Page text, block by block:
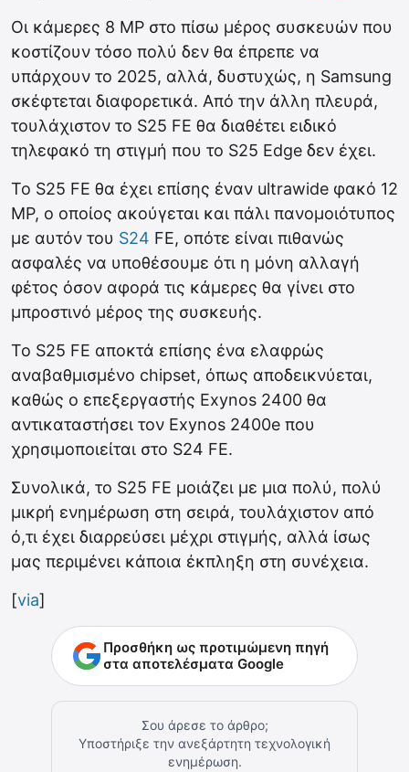
Οι κάμερες 8 MP στο πίσω μέρος συσκευών που
κοστίζουν τόσο πολύ δεν θα έπρεπε να
υπάρχουν το 2025, αλλά, δυστυχώς, η Samsung
σκέφτεται διαφορετικά. Από την άλλη πλευρά,
τουλάχιστον το S25 FE θα διαθέτει ειδικό
τηλεφακό τη στιγμή που το S25 Edge δεν έχει.
Το S25 FE θα έχει επίσης έναν ultrawide φακό 12
MP, ο οποίος ακούγεται και πάλι πανομοιότυπος
με αυτόν του S24 FE, οπότε είναι πιθανώς
ασφαλές να υποθέσουμε ότι η μόνη αλλαγή
φέτος όσον αφορά τις κάμερες θα γίνει στο
μπροστινό μέρος της συσκευής.
Το S25 FE αποκτά επίσης ένα ελαφρώς
αναβαθμισμένο chipset, όπως αποδεικνύεται,
καθώς ο επεξεργαστής Exynos 2400 θα
αντικαταστήσει τον Exynos 2400e που
χρησιμοποιείται στο S24 FE.
Συνολικά, το S25 FE μοιάζει με μια πολύ, πολύ
μικρή ενημέρωση στη σειρά, τουλάχιστον από
ό,τι έχει διαρρεύσει μέχρι στιγμής, αλλά ίσως
μας περιμένει κάποια έκπληξη στη συνέχεια.
[via]
Προσθήκη ως προτιμώμενη πηγή
στα αποτελέσματα Google
Σου άρεσε το άρθρο;
Υποστήριξε την ανεξάρτητη τεχνολογική
ενημέρωση.